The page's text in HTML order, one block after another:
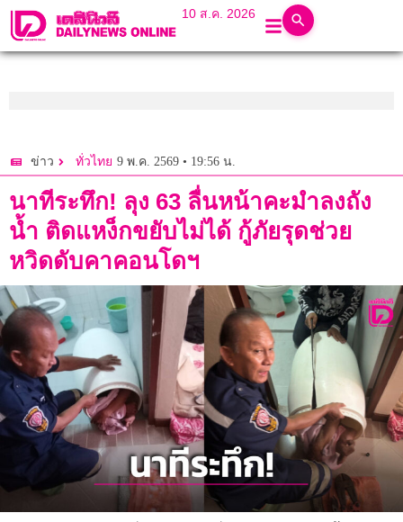
10 ส.ค. 2026
ข่าว ทั่วไทย 9 พ.ค. 2569 • 19:56 น.
นาทีระทึก! ลุง 63 ลื่นหน้าคะมำลงถัง
น้ำ ติดแหง็กขยับไม่ได้ กู้ภัยรุดช่วย
หวิดดับคาคอนโดฯ